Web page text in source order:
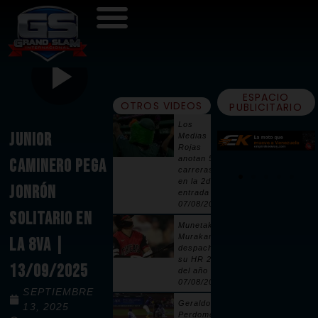
JUNIOR
CAMINERO PEGA
JONRÓN
SOLITARIO EN
LA 8VA |
13/09/2025
SEPTIEMBRE
13, 2025
OTROS VIDEOS
Los
Medias
Rojas
anotan 5
carreras
en la 2da
entrada |
07/08/2026
Munetaka
Murakami
despacha
su HR 25
del año |
07/08/2026
Geraldo
Perdomo
ESPACIO
PUBLICITARIO